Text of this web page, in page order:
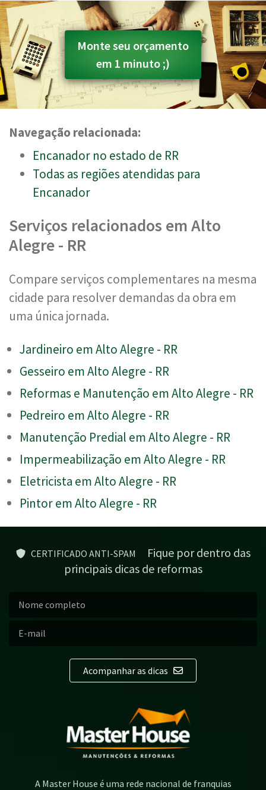
Monte seu orçamento
em 1 minuto ;)
Navegação relacionada:
Encanador no estado de RR
Todas as regiões atendidas para
Encanador
Serviços relacionados em Alto
Alegre - RR
Compare serviços complementares na mesma
cidade para resolver demandas da obra em
uma única jornada.
Jardineiro em Alto Alegre - RR
Gesseiro em Alto Alegre - RR
Reformas e Manutenção em Alto Alegre - RR
Pedreiro em Alto Alegre - RR
Manutenção Predial em Alto Alegre - RR
Impermeabilização em Alto Alegre - RR
Eletricista em Alto Alegre - RR
Pintor em Alto Alegre - RR
CERTIFICADO ANTI-SPAM
Fique por dentro das
principais dicas de reformas
Acompanhar as dicas
A Master House é uma rede nacional de franquias